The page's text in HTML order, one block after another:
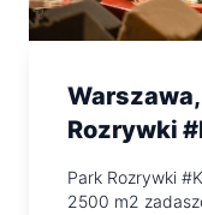
Warszawa,
Rozrywki
Park Rozrywki
2500 m2